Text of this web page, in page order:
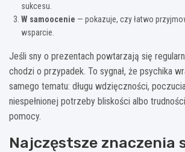
sukcesu.
W samoocenie — pokazuje, czy łatwo
wsparcie.
Jeśli sny o prezentach powtarzają się
chodzi o przypadek. To sygnał, że psychika
samego tematu: długu wdzięczności,
niespełnionej potrzeby bliskości albo
pomocy.
Najczęstsze znaczenia